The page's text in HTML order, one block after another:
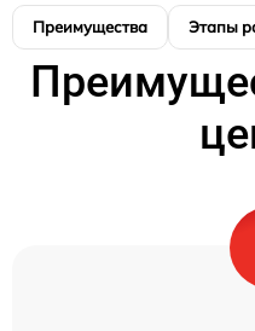
Преимущества Этапы